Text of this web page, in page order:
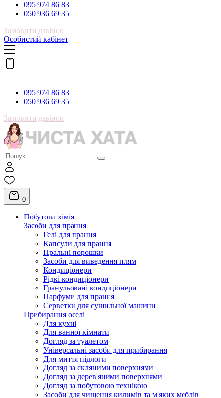
095 974 86 83
050 936 69 35
Замовити дзвінок
Особистий кабінет
095 974 86 83
050 936 69 35
Замовити дзвінок
0
Побутова хімія
Засоби для прання
Гелі для прання
Капсули для прання
Пральні порошки
Засоби для виведення плям
Кондиціонери
Рідкі кондиціонери
Гранульовані кондиціонери
Парфуми для прання
Серветки для сушильної машини
Прибирання оселі
Для кухні
Для ванної кімнати
Догляд за туалетом
Універсальні засоби для прибирання
Для миття підлоги
Догляд за скляними поверхнями
Догляд за дерев'яними поверхнями
Догляд за побутовою технікою
Засоби для чищення килимів та м'яких меблів